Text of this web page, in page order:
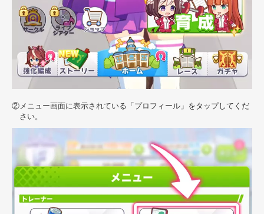
メニュー画面に表示されている「プロフィール」をタップしてくだ
さい。